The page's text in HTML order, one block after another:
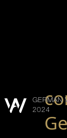
GERMAN
2024